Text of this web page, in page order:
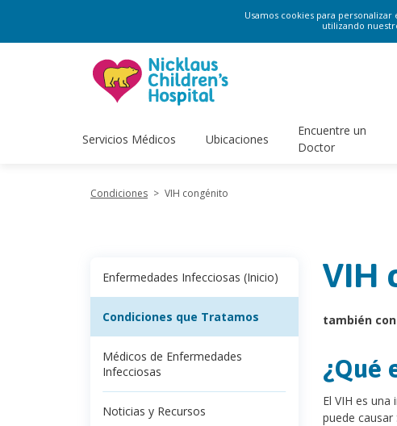
Usamos cookies para
utilizando
Servicios Médicos Ubicaciones
Encuentre un
Doctor
Condiciones > VIH congénito
Enfermedades Infecciosas (Inicio)
Condiciones que Tratamos
Médicos de Enfermedades
Infecciosas
Noticias y Recursos
VIH
también
¿Qué
El VIH es
puede